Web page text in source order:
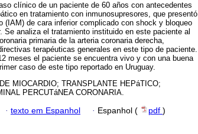
clínico de un paciente de 60 años con antecedentes
en tratamiento con inmunosupresores, que presentó
(IAM) de cara inferior complicado con shock y bloqueo
Se analiza el tratamiento instituido en este paciente al
primaria de la arteria coronaria derecha,
terapéuticas generales en este tipo de paciente.
meses el paciente se encuentra vivo y con una buena
caso de este tipo reportado en Uruguay.
DE MIOCARDIO; TRANSPLANTE HEPáTICO;
PERCUTáNEA CORONARIA.
· texto em Espanhol · Espanhol ( pdf )